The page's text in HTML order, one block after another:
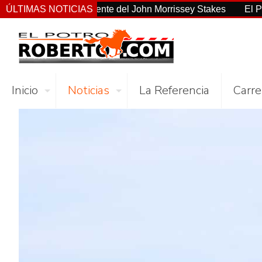
ÚLTIMAS NOTICIAS
del John Morrissey Stakes El Preakness
Inicio Noticias La Referencia